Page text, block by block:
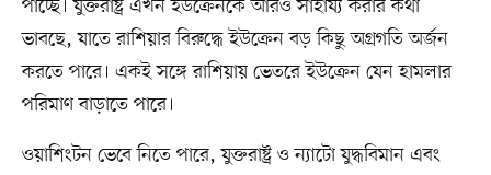
পাচ্ছে। যুক্তরাষ্ট্র এখন ইউক্রেনকে আরও সাহায্য করার কথা
ভাবছে, যাতে রাশিয়ার বিরুদ্ধে ইউক্রেন বড় কিছু অগ্রগতি অর্জন
করতে পারে। একই সঙ্গে রাশিয়ায় ভেতরে ইউক্রেন যেন হামলার
পরিমাণ বাড়াতে পারে।
ওয়াশিংটন ভেবে নিতে পারে, যুক্তরাষ্ট্র ও ন্যাটো যুদ্ধবিমান এবং